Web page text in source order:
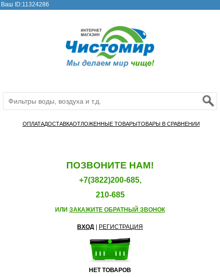
Ваш ID:11324286
ОПЛАТАДОСТАВКАОТЛОЖЕННЫЕ ТОВАРЫТОВАРЫ В СРАВНЕНИИ
ПОЗВОНИТЕ НАМ!
+7(3822)200-685,
210-685
ИЛИ ЗАКАЖИТЕ ОБРАТНЫЙ ЗВОНОК
ВХОД РЕГИСТРАЦИЯ
НЕТ ТОВАРОВ